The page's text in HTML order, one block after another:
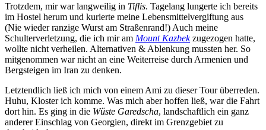
Trotzdem, mir war langweilig in Tiflis. Tagelang lungerte ich bereits
im Hostel herum und kurierte meine Lebensmittelvergiftung aus
(Nie wieder ranzige Wurst am Straßenrand!) Auch meine
Schulterverletzung, die ich mir am Mount Kazbekzugezogen hatte,
wollte nicht verheilen. Alternativen & Ablenkung mussten her. So
mitgenommen war nicht an eine Weiterreise durch Armenien und
Bergsteigen im Iran zu denken.
Letztendlich ließ ich mich von einem Ami zu dieser Tour überreden.
Huhu, Kloster ich komme. Was mich aber hoffen ließ, war die Fahrt
dort hin. Es ging in die Wüste Garedscha, landschaftlich ein ganz
anderer Einschlag von Georgien, direkt im Grenzgebiet zu